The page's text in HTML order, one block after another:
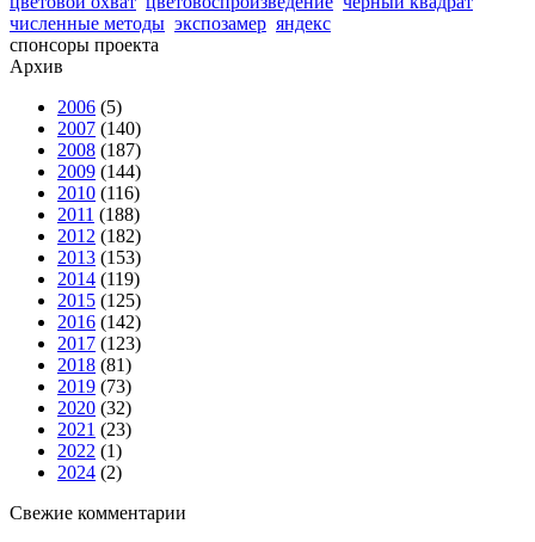
численные методы экспозамер яндекс
спонсоры проекта
Архив
2006 (5)
2007 (140)
2008 (187)
2009 (144)
2010 (116)
2011 (188)
2012 (182)
2013 (153)
2014 (119)
2015 (125)
2016 (142)
2017 (123)
2018 (81)
2019 (73)
2020 (32)
2021 (23)
2022 (1)
2024 (2)
Свежие комментарии